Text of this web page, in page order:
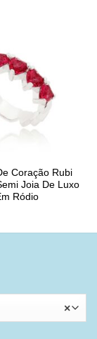
Coração Rubi
Joia De Luxo
Ródio
×